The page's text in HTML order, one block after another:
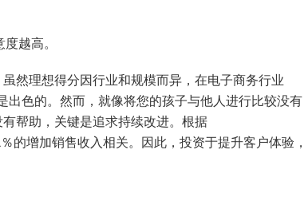
越高。
然理想得分因行业和规模而异，在电子商务行业
色的。然而，就像将您的孩子与他人进行比较没有
帮助，关键是追求持续改进。根据
的增加销售收入相关。因此，投资于提升客户体验，